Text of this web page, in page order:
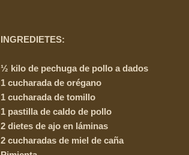
INGREDIETES:
½ kilo de pechuga de pollo a dados
1 cucharada de orégano
1 cucharada de tomillo
1 pastilla de caldo de pollo
2 dietes de ajo en láminas
2 cucharadas de miel de caña